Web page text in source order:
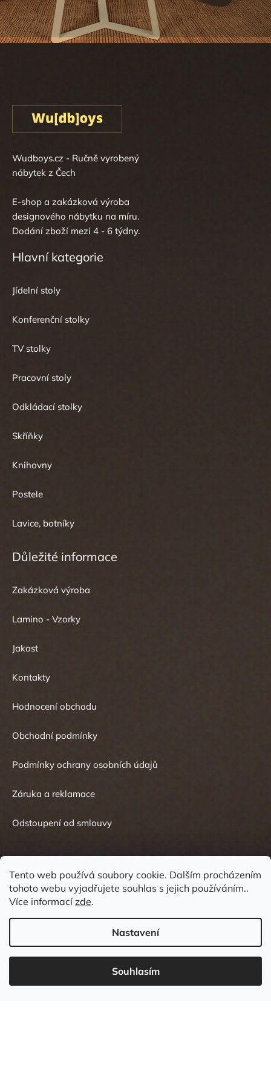
Tento web používá soubory cookie. Dalším procházením
tohoto webu vyjadřujete souhlas s jejich používáním..
Více informacízde.
Nastavení
Souhlasím
Wudboys.cz - Ručně vyrobený
nábytek z Čech
E-shop a zakázková výroba
designového nábytku na míru.
Dodání zboží mezi 4 - 6 týdny.
Hlavní kategorie
Jídelní stoly
Konferenční stolky
TV stolky
Pracovní stoly
Odkládací stolky
Skříňky
Knihovny
Postele
Lavice, botníky
Důležité informace
Zakázková výroba
Lamino - Vzorky
Jakost
Kontakty
Hodnocení obchodu
Obchodní podmínky
Podmínky ochrany osobních údajů
Záruka a reklamace
Odstoupení od smlouvy
Kontakt